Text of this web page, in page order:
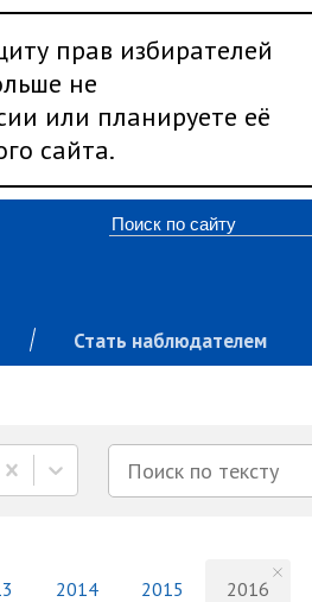
прав избирателей
не
или планируете её
сайта.
Стать наблюдателем
2014 2015 2016